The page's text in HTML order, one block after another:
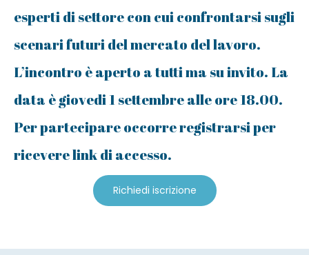
esperti di settore con cui confrontarsi sugli
scenari futuri del mercato del lavoro.
L’incontro è aperto a tutti ma su invito. La
data è giovedi 1 settembre alle ore 18.00.
Per partecipare occorre registrarsi per
ricevere link di accesso.
Richiedi iscrizione